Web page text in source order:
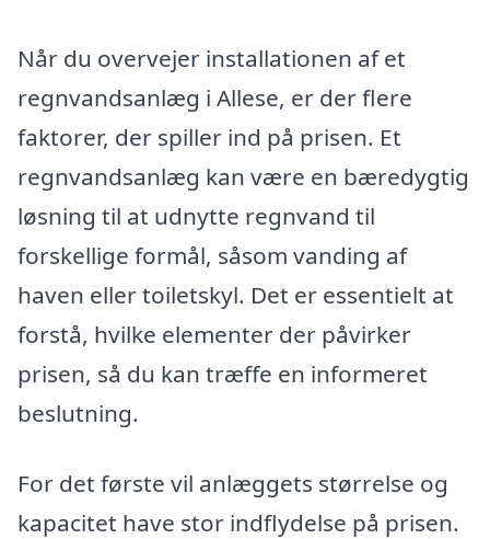
Når du overvejer installationen af et
regnvandsanlæg i Allese, er der flere
faktorer, der spiller ind på prisen. Et
regnvandsanlæg kan være en bæredygtig
løsning til at udnytte regnvand til
forskellige formål, såsom vanding af
haven eller toiletskyl. Det er essentielt at
forstå, hvilke elementer der påvirker
prisen, så du kan træffe en informeret
beslutning.
For det første vil anlæggets størrelse og
kapacitet have stor indflydelse på prisen.